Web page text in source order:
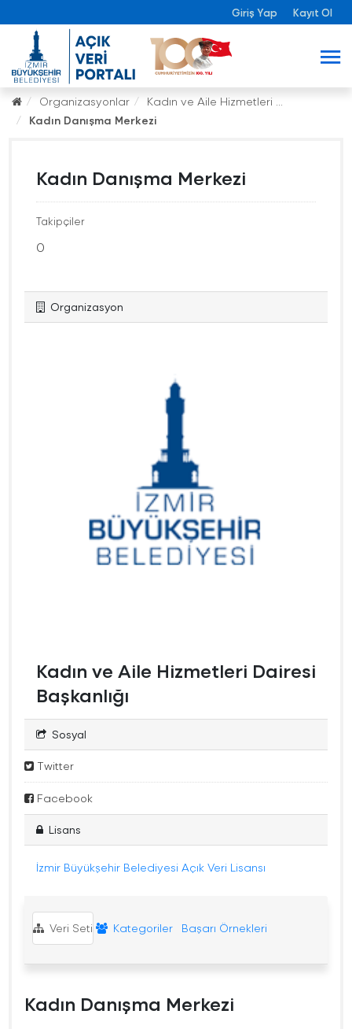
Giriş Yap Kayıt Ol
Organizasyonlar
Kadın ve Aile Hizmetleri ...
Kadın Danışma Merkezi
Kadın Danışma Merkezi
Takipçiler
0
Organizasyon
Kadın ve Aile Hizmetleri Dairesi
Başkanlığı
Sosyal
Twitter
Facebook
Lisans
İzmir Büyükşehir Belediyesi Açık Veri Lisansı
Veri Seti Kategoriler Başarı Örnekleri
Kadın Danışma Merkezi